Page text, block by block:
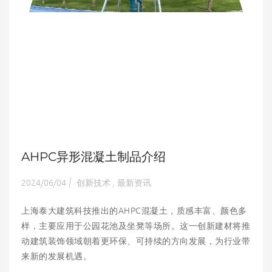
AHPC异形混凝土制品介绍
2024/06/04 | 创新技术 最新资讯
上海泰大建筑科技推出的AHPC混凝土，质感丰富、颜色多
样，主要应用于公园花池及坐凳等场所。这一创新建材将推
动建筑装饰领域朝着更环保、可持续的方向发展，为行业带
来新的发展机遇。